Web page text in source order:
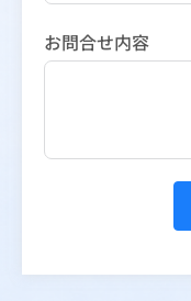
お問合せ内容